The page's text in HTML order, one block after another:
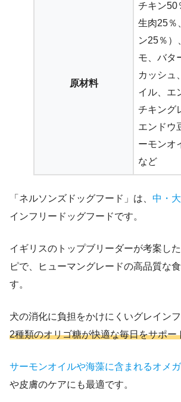
原材料
チキン50
生肉25％
ン25％）
モ、バタ
カッシュ
イル、エ
チキング
エンドウ
ーモンオ
など
「ネルソンズドッグフード」は、 中・
インフリードッグフードです。
イギリスのトップブリーダーが考案し
ピで、ヒューマングレードの高品質な
す。
犬の消化に負担をかけにくいグレインフ
2種類のオリゴ糖が快適な毎日をサポー
サーモンオイルや海藻に含まれるオメ
や皮膚のケアにも最適です。